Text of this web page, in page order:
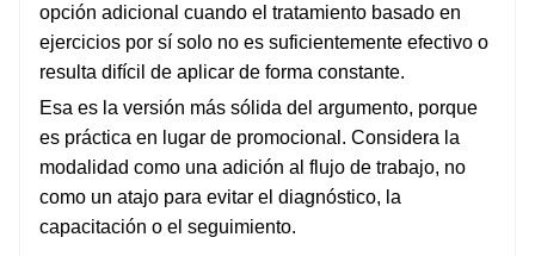
opción adicional cuando el tratamiento basado en
ejercicios por sí solo no es suficientemente efectivo o
resulta difícil de aplicar de forma constante.
Esa es la versión más sólida del argumento, porque
es práctica en lugar de promocional. Considera la
modalidad como una adición al flujo de trabajo, no
como un atajo para evitar el diagnóstico, la
capacitación o el seguimiento.